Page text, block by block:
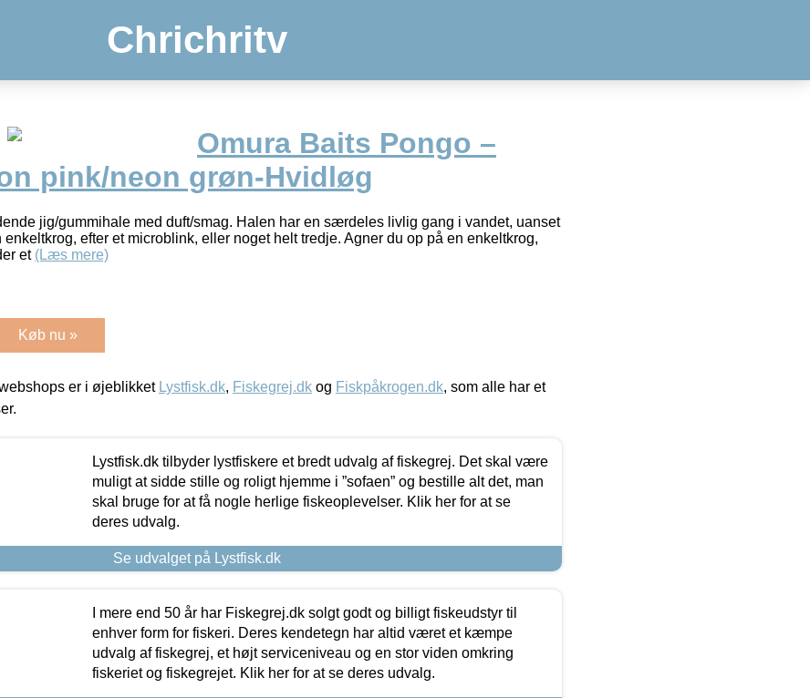
Chrichritv
Omura Baits Pongo –
pink/neon grøn-Hvidløg
jig/gummihale med duft/smag. Halen har en særdeles livlig gang i vandet, uanset
efter et microblink, eller noget helt tredje. Agner du op på en enkeltkrog,
et (Læs mere)
Køb nu »
er i øjeblikket Lystfisk.dk, Fiskegrej.dk og Fiskpåkrogen.dk, som alle har et
Lystfisk.dk tilbyder lystfiskere et bredt udvalg af fiskegrej. Det skal være
muligt at sidde stille og roligt hjemme i ”sofaen” og bestille alt det, man
skal bruge for at få nogle herlige fiskeoplevelser. Klik her for at se
deres udvalg.
Se udvalget på Lystfisk.dk
I mere end 50 år har Fiskegrej.dk solgt godt og billigt fiskeudstyr til
enhver form for fiskeri. Deres kendetegn har altid været et kæmpe
udvalg af fiskegrej, et højt serviceniveau og en stor viden omkring
fiskeriet og fiskegrejet. Klik her for at se deres udvalg.